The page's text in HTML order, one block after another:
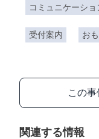
コミュニケーショ
受付案内 お
この
関連する情報